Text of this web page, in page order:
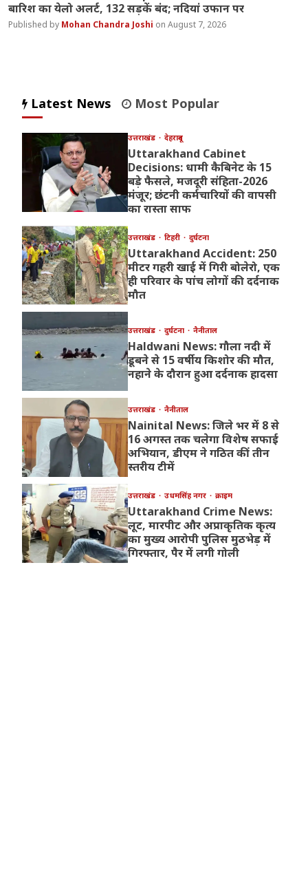
बारिश का येलो अलर्ट, 132 सड़कें बंद; नदियां उफान पर
Mohan Chandra Joshi August 7, 2026
Latest News Most Popular
उत्तराखंड देहरादून
Uttarakhand Cabinet
Decisions: धामी कैबिनेट के 15
बड़े फैसले, मजदूरी संहिता-2026
मंजूर; छंटनी कर्मचारियों की वापसी
का रास्ता साफ
उत्तराखंड टिहरी दुर्घटना
Uttarakhand Accident: 250
मीटर गहरी खाई में गिरी बोलेरो, एक
ही परिवार के पांच लोगों की दर्दनाक
मौत
उत्तराखंड दुर्घटना नैनीताल
Haldwani News: गौला नदी में
डूबने से 15 वर्षीय किशोर की मौत,
नहाने के दौरान हुआ दर्दनाक हादसा
उत्तराखंड नैनीताल
Nainital News: जिले भर में 8 से
16 अगस्त तक चलेगा विशेष सफाई
अभियान, डीएम ने गठित कीं तीन
स्तरीय टीमें
उत्तराखंड उधमसिंह नगर क्राइम
Uttarakhand Crime News:
लूट, मारपीट और अप्राकृतिक कृत्य
का मुख्य आरोपी पुलिस मुठभेड़ में
गिरफ्तार, पैर में लगी गोली